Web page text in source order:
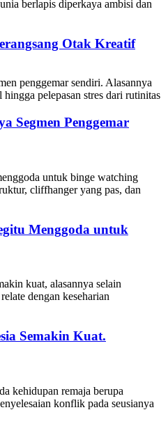
Otak Kreatif
Segmen Penggemar
Menggoda untuk
Semakin Kuat.